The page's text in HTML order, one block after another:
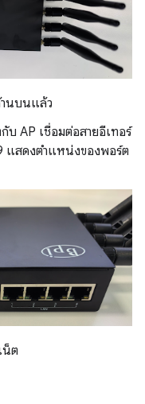
นบนแล้ว
บ AP เชื่อมต่อสายอีเทอร์
แสดงตำแหน่งของพอร์ต
น็ต